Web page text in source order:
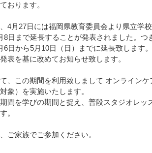
おります。
4月27日には福岡県教育委員会より県立学
8日まで延長することが発表されました。
6日から5月10日（日）までに延長致します
表を基に改めてお知らせ致します。
、この期間を利用致しまして オンライン
象）を実施いたします。
間を学びの期間と捉え、普段スタジオレ
。
ご家族でご参加ください。